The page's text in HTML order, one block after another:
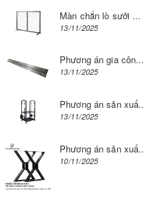
Màn chắn lò sưởi ...
13/11/2025
Phương án gia côn...
13/11/2025
Phương án sản
13/11/2025
Phương án sản
10/11/2025